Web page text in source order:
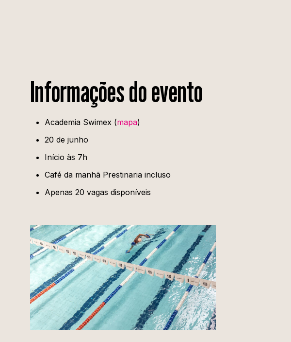
Informações do evento
Academia Swimex (mapa)
20 de junho
Início às 7h
Café da manhã Prestinaria incluso
Apenas 20 vagas disponíveis